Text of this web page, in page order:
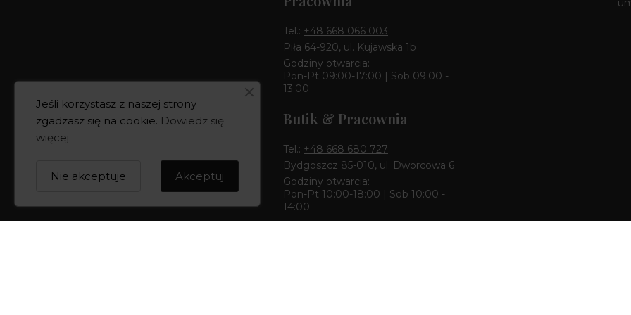
Tel.: +48 668 066 003
Piła 64-920, ul. Kujawska 1b
Godziny otwarcia:
Pon-Pt 09:00-17:00 | Sob 09:00 -
13:00
Butik & Pracownia
Tel.: +48 668 680 727
Bydgoszcz 85-010, ul. Dworcowa 6
Godziny otwarcia:
Pon-Pt 10:00-18:00 | Sob 10:00 -
14:00
Jeśli korzystasz z naszej strony
zgadzasz się na cookie. Dowiedz się
więcej.
Akceptuj
Nie akceptuje